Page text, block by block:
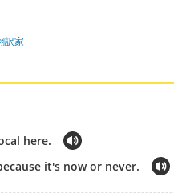
訳家
here.
it's now or never.